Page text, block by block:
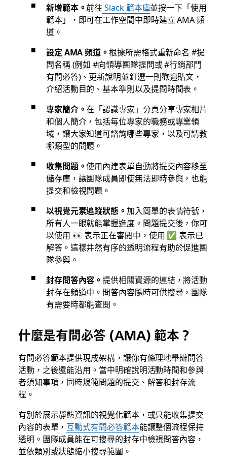
新增範本。 前往 Slack 範本庫並按一下「使用
範本」，即可在工作空間中即時建立 AMA 頻
道。
設定 AMA 頻道。根據所需格式重新命名 #提
問名稱 (例如 #向領導團隊提問或 #行銷部門
有問必答)、更新說明並釘選一則歡迎貼文，
介紹活動目的、基本準則以及提問時間表。
專家簡介。在「認識專家」分頁分享專家相片
和個人簡介，包括每位專家的職務或專業領
域，讓大家知道可諮詢哪些專家，以及可請教
哪類型的問題。
收集問題。使用內建表單自動將提交內容移至
儲存庫，讓團隊成員即使無法即時參與，也能
提交和檢視問題。
以視覺元素追蹤狀態。 加入簡單的表情符號，
所有人一眼就能掌握進度。問題提交後，你可
以使用 👀 表示正在審閱中，使用 ✅ 表示已
解答。這樣井然有序的透明流程有助於促進團
隊參與。
封存問答內容。提供相關資源的連結，將活動
封存在頻道中。問答內容隨時可供搜尋，團隊
有需要時都能查閱。
什麼是有問必答 (AMA) 範本？
有問必答範本提供現成架構，讓你有條理地舉辦問答
活動，之後還能沿用。當中明確說明活動時間和參與
者須知事項，同時規範問題的提交、解答和封存流
程。
有別於展示靜態資訊的視覺化範本，或只能收集提交
內容的表單， 互動式有問必答範本能讓整個流程保持
透明。團隊成員能在可搜尋的封存中檢視問答內容，
並依類別或狀態縮小搜尋範圍。